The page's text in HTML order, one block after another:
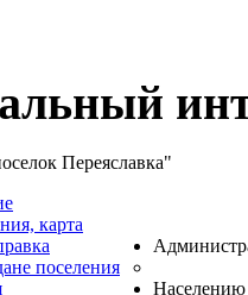
Переяславка"
карта
поселения
Населению